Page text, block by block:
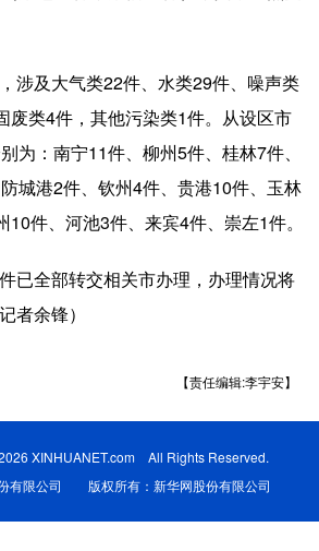
财经 网评 港澳
科普 体育 文化
军事 访谈 视频
中央文件 金融 汽车
人居 信息化 乡村振兴
城市 旅游 能源
彩票
一带一路
市公司 文化产业
及大气类22件、水类29件、噪声类
废类4件，其他污染类1件。从设区市
为：南宁11件、柳州5件、桂林7件、
城港2件、钦州4件、贵港10件、玉林
件、河池3件、来宾4件、崇左1件。
全部转交相关市办理，办理情况将
者余锋）
【责任编辑:李宇安】
XINHUANET.com All Rights Reserved.
有限公司 版权所有：新华网股份有限公司